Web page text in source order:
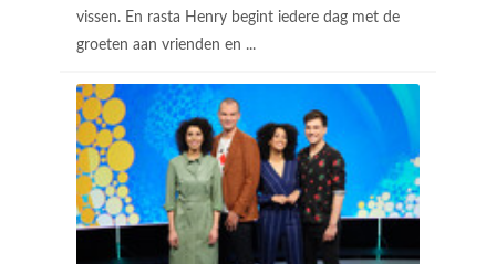
vissen. En rasta Henry begint iedere dag met de
groeten aan vrienden en ...